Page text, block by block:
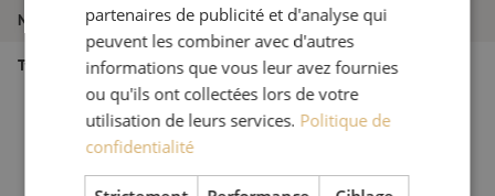
Numéro d'article M00000226
Type de produit Avertissement
partenaires de publicité et d'analyse qui
peuvent les combiner avec d'autres
informations que vous leur avez fournies
ou qu'ils ont collectées lors de votre
utilisation de leurs services. Politique de
confidentialité